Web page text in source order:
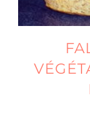
Traiteur
Cours